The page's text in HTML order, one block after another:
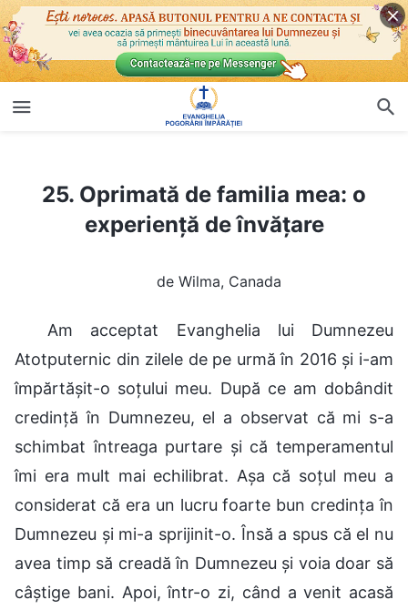
25. Oprimată de familia mea: o experiență de învățare
25. Oprimată de familia mea: o
experiență de învățare
de Wilma, Canada
Am acceptat Evanghelia lui Dumnezeu
Atotputernic din zilele de pe urmă în 2016 și i-am
împărtășit-o soțului meu. După ce am dobândit
credință în Dumnezeu, el a observat că mi s-a
schimbat întreaga purtare și că temperamentul
îmi era mult mai echilibrat. Așa că soțul meu a
considerat că era un lucru foarte bun credința în
Dumnezeu și mi-a sprijinit-o. Însă a spus că el nu
avea timp să creadă în Dumnezeu și voia doar să
câștige bani. Apoi, într-o zi, când a venit acasă